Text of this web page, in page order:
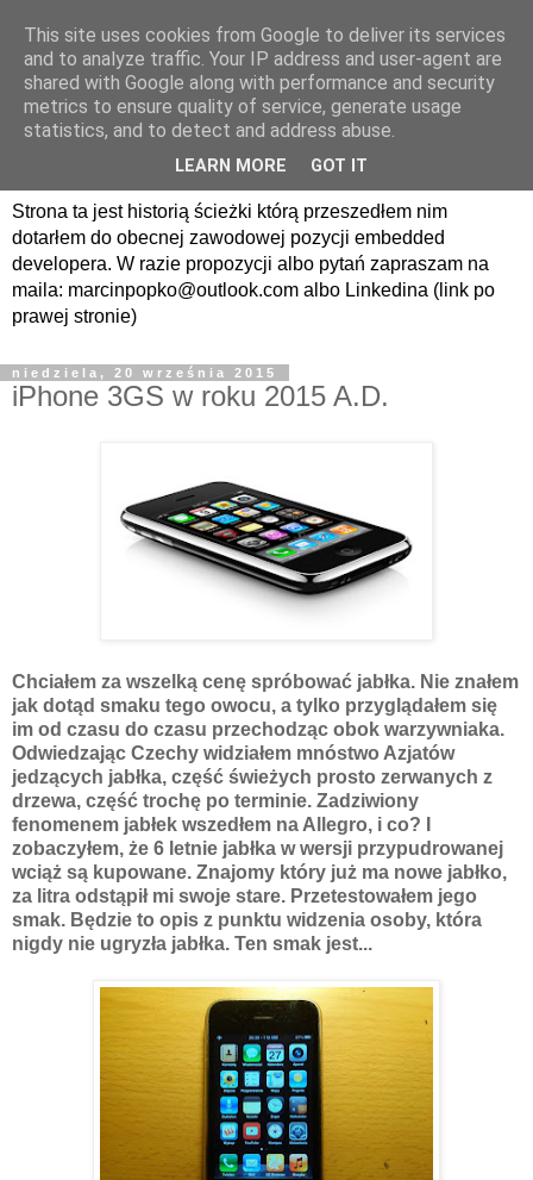
avrland.it - nic co
nerdowskie nie jest mi
Strona ta jest historią ścieżki którą przeszedłem nim
dotarłem do obecnej zawodowej pozycji embedded
developera. W razie propozycji albo pytań zapraszam na
maila: marcinpopko@outlook.com albo Linkedina (link po
prawej stronie)
niedziela, 20 września 2015
iPhone 3GS w roku 2015 A.D.
Chciałem za wszelką cenę spróbować jabłka. Nie znałem
jak dotąd smaku tego owocu, a tylko przyglądałem się
im od czasu do czasu przechodząc obok warzywniaka.
Odwiedzając Czechy widziałem mnóstwo Azjatów
jedzących jabłka, część świeżych prosto zerwanych z
drzewa, część trochę po terminie. Zadziwiony
fenomenem jabłek wszedłem na Allegro, i co? I
zobaczyłem, że 6 letnie jabłka w wersji przypudrowanej
wciąż są kupowane. Znajomy który już ma nowe jabłko,
za litra odstąpił mi swoje stare. Przetestowałem jego
smak. Będzie to opis z punktu widzenia osoby, która
nigdy nie ugryzła jabłka. Ten smak jest...
This site uses cookies from Google to deliver its services
and to analyze traffic. Your IP address and user-agent are
shared with Google along with performance and security
metrics to ensure quality of service, generate usage
statistics, and to detect and address abuse.
LEARN MORE GOT IT